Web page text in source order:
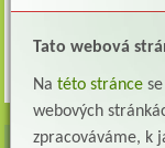
Tato webová
Na této stránce
webových
zpracováváme, k